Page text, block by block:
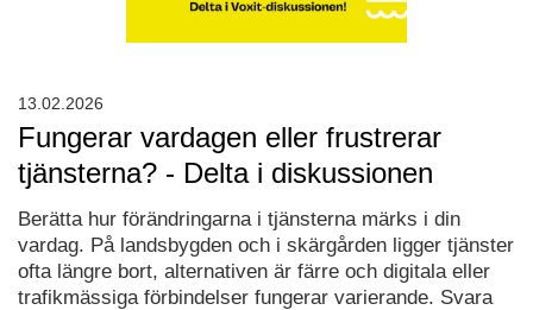
Fungerar vardagen eller frustrerar
tjänsterna? - Delta i diskussionen
Berätta hur förändringarna i tjänsterna märks i din
vardag. På landsbygden och i skärgården ligger tjänster
ofta längre bort, alternativen är färre och digitala eller
trafikmässiga förbindelser fungerar varierande. Svara
13.02.2026